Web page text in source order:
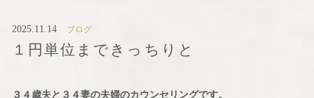
2025.11.14 ブログ
１円単位まできっちりと
３４歳夫と３４妻の夫婦のカウンセリングです。